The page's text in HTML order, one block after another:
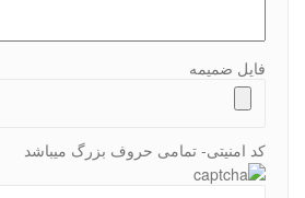
فایل ضمیمه
کد امنیتی- تمامی حروف بزرگ میباشد